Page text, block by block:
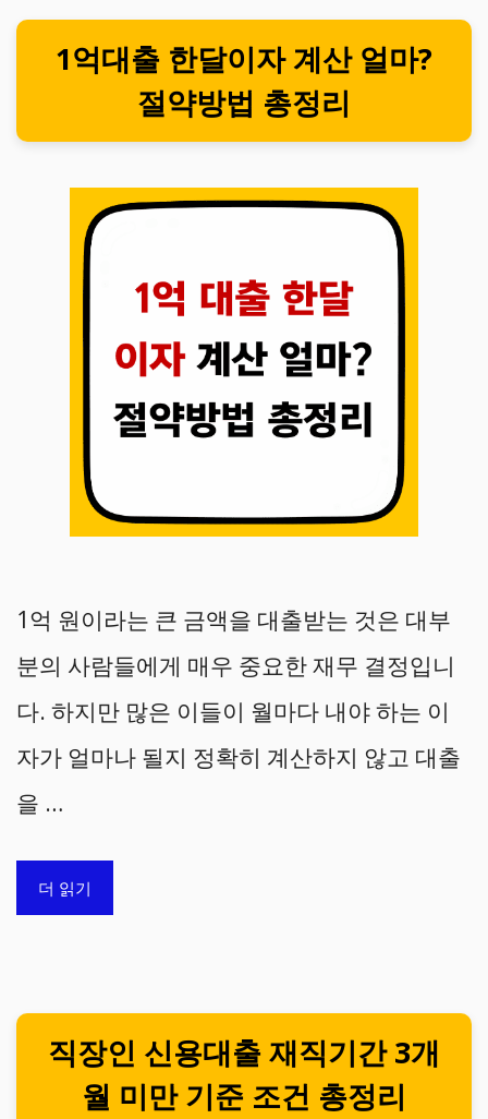
1억대출 한달이자 계산 얼마?
절약방법 총정리
1억 원이라는 큰 금액을 대출받는 것은 대부
분의 사람들에게 매우 중요한 재무 결정입니
다. 하지만 많은 이들이 월마다 내야 하는 이
자가 얼마나 될지 정확히 계산하지 않고 대출
을 …
더 읽기
직장인 신용대출 재직기간 3개
월 미만 기준 조건 총정리